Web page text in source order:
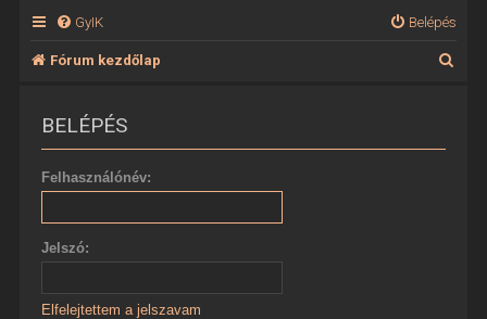
GyIK Belépés
Fórum kezdőlap
BELÉPÉS
Felhasználónév:
Jelszó:
Elfelejtettem a jelszavam